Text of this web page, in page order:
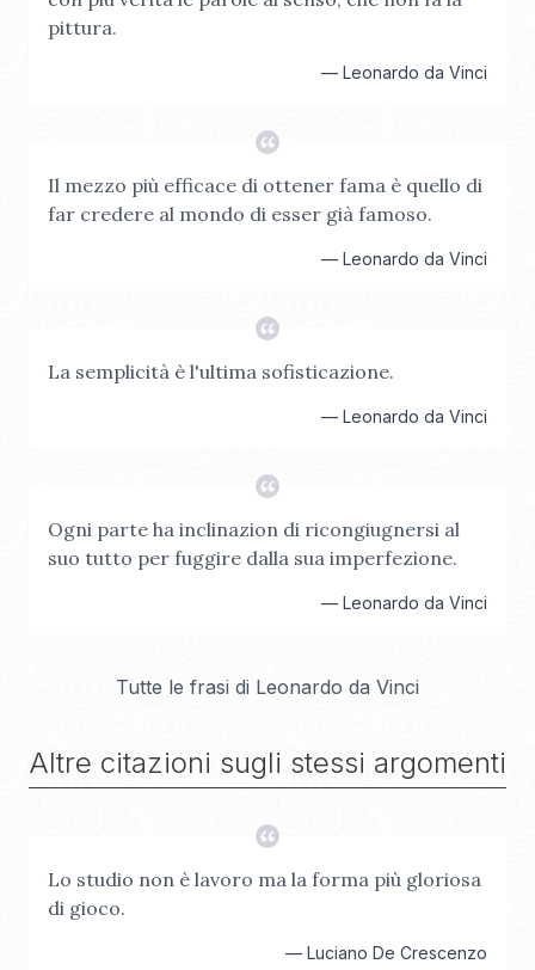
pittura.
— Leonardo da Vinci
Il mezzo più efficace di ottener fama è quello di
far credere al mondo di esser già famoso.
— Leonardo da Vinci
La semplicità è l'ultima sofisticazione.
— Leonardo da Vinci
Ogni parte ha inclinazion di ricongiugnersi al
suo tutto per fuggire dalla sua imperfezione.
— Leonardo da Vinci
Tutte le frasi di Leonardo da Vinci
Altre citazioni sugli stessi argomenti
Lo studio non è lavoro ma la forma più gloriosa
di gioco.
— Luciano De Crescenzo